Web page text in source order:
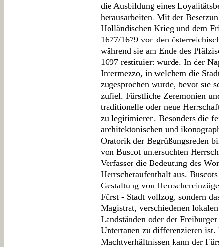
die Ausbildung eines
herausarbeiten. Mit der
Holländischen Krieg und dem
1677/1679 von den
während sie am Ende des
1697 restituiert wurde. In der
Intermezzo, in welchem die
zugesprochen wurde, bevor sie
zufiel. Fürstliche Zeremonien
traditionelle oder neue
zu legitimieren. Besonders die
architektonischen und
Oratorik der Begrüßungsreden
von Buscot untersuchten
Verfasser die Bedeutung des
Herrscheraufenthalt aus.
Gestaltung von
Fürst - Stadt vollzog, sondern
Magistrat, verschiedenen
Landständen oder der
Untertanen zu differenzieren
Machtverhältnissen kann der